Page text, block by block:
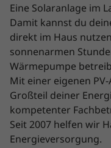
Eine Solaranlage im
Damit kannst du
direkt im Haus
sonnenarmen
Wärmepumpe
Mit einer eigenen
Großteil deiner
kompetenter
Seit 2007 helfen wir
Energieversorgung.